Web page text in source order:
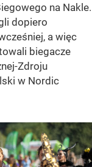
na Nakle.
dopiero
a więc
biegacze
Zdroju
w Nordic